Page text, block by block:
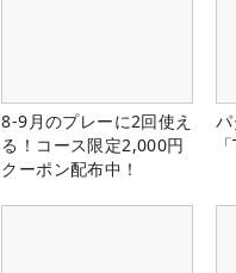
8-9月のプレーに2回使え
る！コース限定2,000円
クーポン配布中！